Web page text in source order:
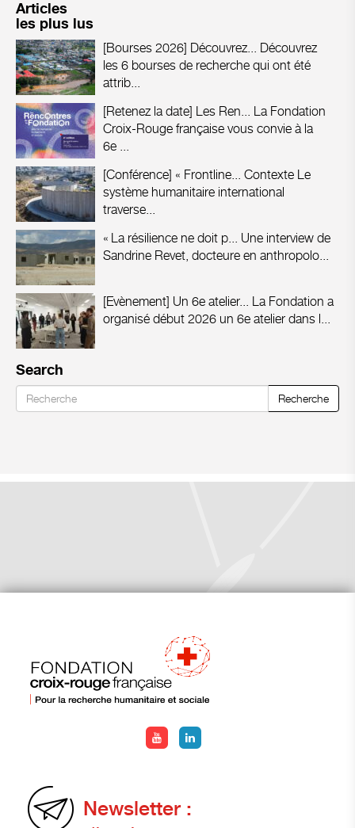
Articles
les plus lus
[Bourses 2026] Découvrez... Découvrez
les 6 bourses de recherche qui ont été
attrib...
[Retenez la date] Les Ren... La Fondation
Croix-Rouge française vous convie à la
6e ...
[Conférence] « Frontline... Contexte Le
système humanitaire international
traverse...
« La résilience ne doit p... Une interview de
Sandrine Revet, docteure en anthropolo...
[Evènement] Un 6e atelier... La Fondation a
organisé début 2026 un 6e atelier dans l...
Search
Recherche
Newsletter :